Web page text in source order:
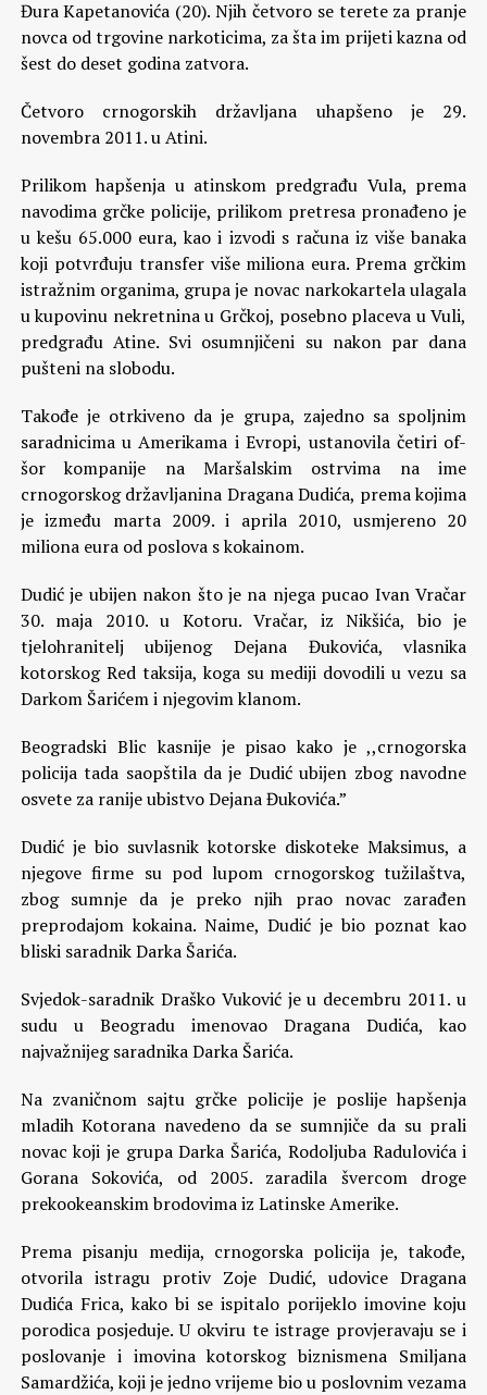
Đura Kapetanovića (20). Njih četvoro se terete za pranje
novca od trgovine narkoticima, za šta im prijeti kazna od
šest do deset godina zatvora.
Četvoro crnogorskih državljana uhapšeno je 29.
novembra 2011. u Atini.
Prilikom hapšenja u atinskom predgrađu Vula, prema
navodima grčke policije, prilikom pretresa pronađeno je
u kešu 65.000 eura, kao i izvodi s računa iz više banaka
koji potvrđuju transfer više miliona eura. Prema grčkim
istražnim organima, grupa je novac narkokartela ulagala
u kupovinu nekretnina u Grčkoj, posebno placeva u Vuli,
predgrađu Atine. Svi osumnjičeni su nakon par dana
pušteni na slobodu.
Takođe je otrkiveno da je grupa, zajedno sa spoljnim
saradnicima u Amerikama i Evropi, ustanovila četiri of-
šor kompanije na Maršalskim ostrvima na ime
crnogorskog državljanina Dragana Dudića, prema kojima
je između marta 2009. i aprila 2010, usmjereno 20
miliona eura od poslova s kokainom.
Dudić je ubijen nakon što je na njega pucao Ivan Vračar
30. maja 2010. u Kotoru. Vračar, iz Nikšića, bio je
tjelohranitelj ubijenog Dejana Đukovića, vlasnika
kotorskog Red taksija, koga su mediji dovodili u vezu sa
Darkom Šarićem i njegovim klanom.
Beogradski Blic kasnije je pisao kako je ,,crnogorska
policija tada saopštila da je Dudić ubijen zbog navodne
osvete za ranije ubistvo Dejana Đukovića.”
Dudić je bio suvlasnik kotorske diskoteke Maksimus, a
njegove firme su pod lupom crnogorskog tužilaštva,
zbog sumnje da je preko njih prao novac zarađen
preprodajom kokaina. Naime, Dudić je bio poznat kao
bliski saradnik Darka Šarića.
Svjedok-saradnik Draško Vuković je u decembru 2011. u
sudu u Beogradu imenovao Dragana Dudića, kao
najvažnijeg saradnika Darka Šarića.
Na zvaničnom sajtu grčke policije je poslije hapšenja
mladih Kotorana navedeno da se sumnjiče da su prali
novac koji je grupa Darka Šarića, Rodoljuba Radulovića i
Gorana Sokovića, od 2005. zaradila švercom droge
prekookeanskim brodovima iz Latinske Amerike.
Prema pisanju medija, crnogorska policija je, takođe,
otvorila istragu protiv Zoje Dudić, udovice Dragana
Dudića Frica, kako bi se ispitalo porijeklo imovine koju
porodica posjeduje. U okviru te istrage provjeravaju se i
poslovanje i imovina kotorskog biznismena Smiljana
Samardžića, koji je jedno vrijeme bio u poslovnim vezama